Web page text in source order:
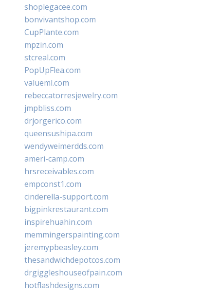
shoplegacee.com
bonvivantshop.com
CupPlante.com
mpzin.com
stcreal.com
PopUpFlea.com
valueml.com
rebeccatorresjewelry.com
jmpbliss.com
drjorgerico.com
queensushipa.com
wendyweimerdds.com
ameri-camp.com
hrsreceivables.com
empconst1.com
cinderella-support.com
bigpinkrestaurant.com
inspirehuahin.com
memmingerspainting.com
jeremypbeasley.com
thesandwichdepotcos.com
drgiggleshouseofpain.com
hotflashdesigns.com